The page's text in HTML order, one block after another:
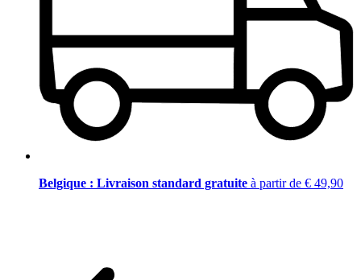
Belgique : Livraison standard gratuite à partir de € 49,90